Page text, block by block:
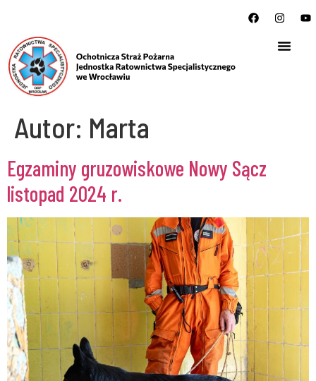
Autor: Marta
Egzaminy gruzowiskowe Nowy Sącz
listopad 2024 r.